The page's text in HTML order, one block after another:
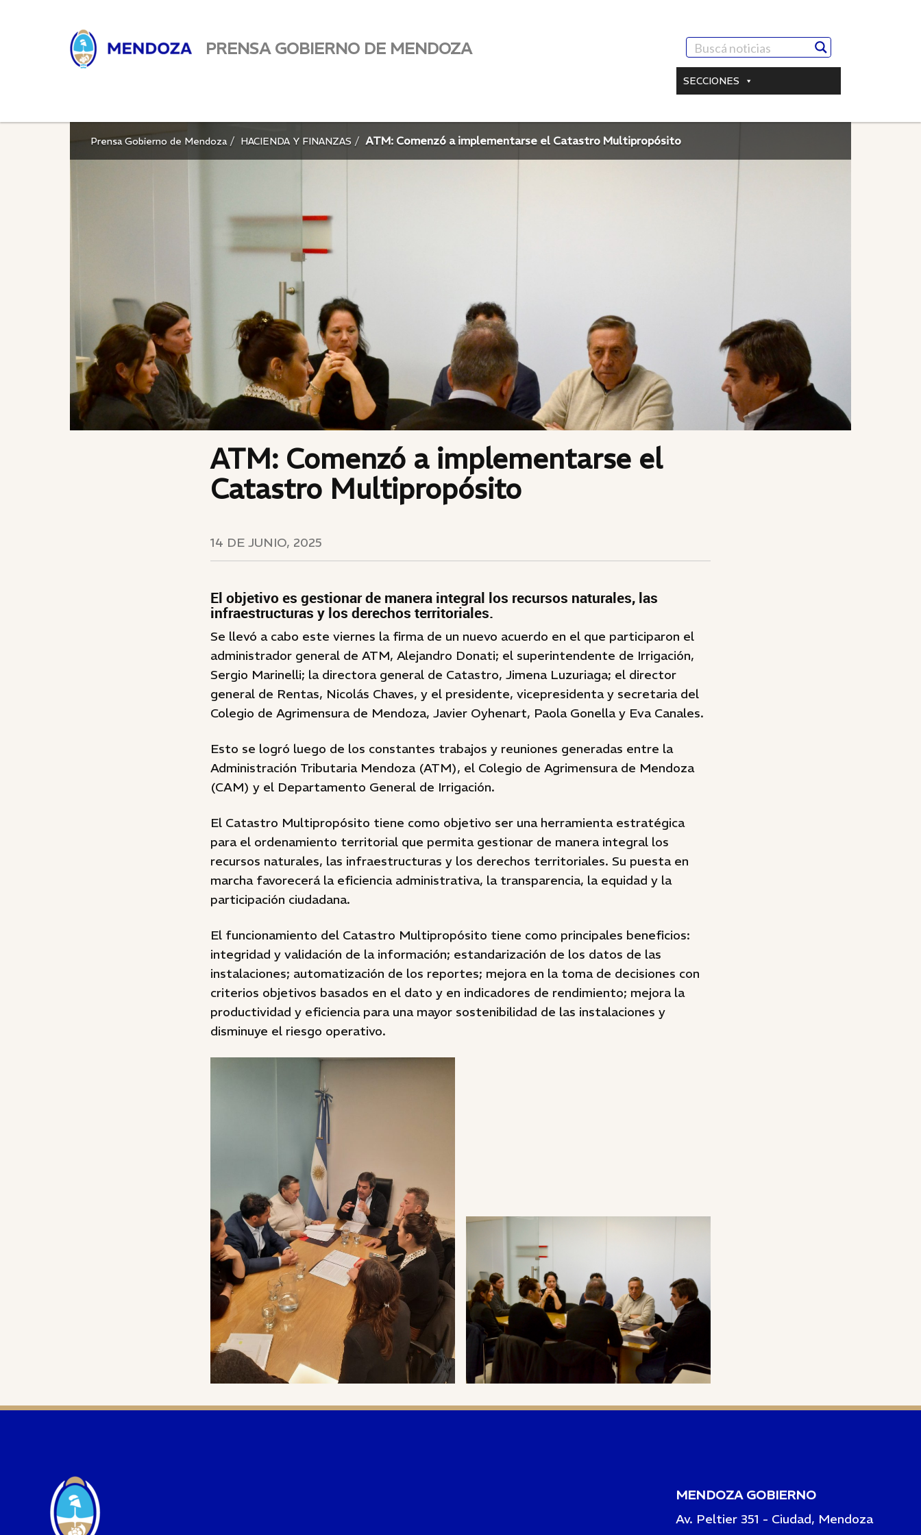
PRENSA GOBIERNO DE MENDOZA
SECCIONES
Prensa Gobierno de Mendoza HACIENDA Y FINANZAS ATM: Comenzó a implementarse el Catastro Multipropósito
ATM: Comenzó a implementarse el
Catastro Multipropósito
14 DE JUNIO, 2025
El objetivo es gestionar de manera integral los recursos naturales, las
infraestructuras y los derechos territoriales.
Se llevó a cabo este viernes la firma de un nuevo acuerdo en el que participaron el
administrador general de ATM, Alejandro Donati; el superintendente de Irrigación,
Sergio Marinelli; la directora general de Catastro, Jimena Luzuriaga; el director
general de Rentas, Nicolás Chaves, y el presidente, vicepresidenta y secretaria del
Colegio de Agrimensura de Mendoza, Javier Oyhenart, Paola Gonella y Eva Canales.
Esto se logró luego de los constantes trabajos y reuniones generadas entre la
Administración Tributaria Mendoza (ATM), el Colegio de Agrimensura de Mendoza
(CAM) y el Departamento General de Irrigación.
El Catastro Multipropósito tiene como objetivo ser una herramienta estratégica
para el ordenamiento territorial que permita gestionar de manera integral los
recursos naturales, las infraestructuras y los derechos territoriales. Su puesta en
marcha favorecerá la eficiencia administrativa, la transparencia, la equidad y la
participación ciudadana.
El funcionamiento del Catastro Multipropósito tiene como principales beneficios:
integridad y validación de la información; estandarización de los datos de las
instalaciones; automatización de los reportes; mejora en la toma de decisiones con
criterios objetivos basados en el dato y en indicadores de rendimiento; mejora la
productividad y eficiencia para una mayor sostenibilidad de las instalaciones y
disminuye el riesgo operativo.
MENDOZA GOBIERNO
Av. Peltier 351 - Ciudad, Mendoza